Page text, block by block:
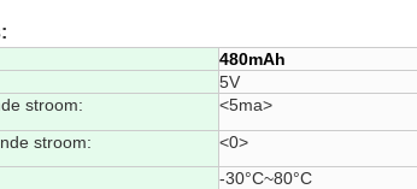
480mAh
5V
stroom:
<5ma>
stroom:
<0>
-30°C~80°C